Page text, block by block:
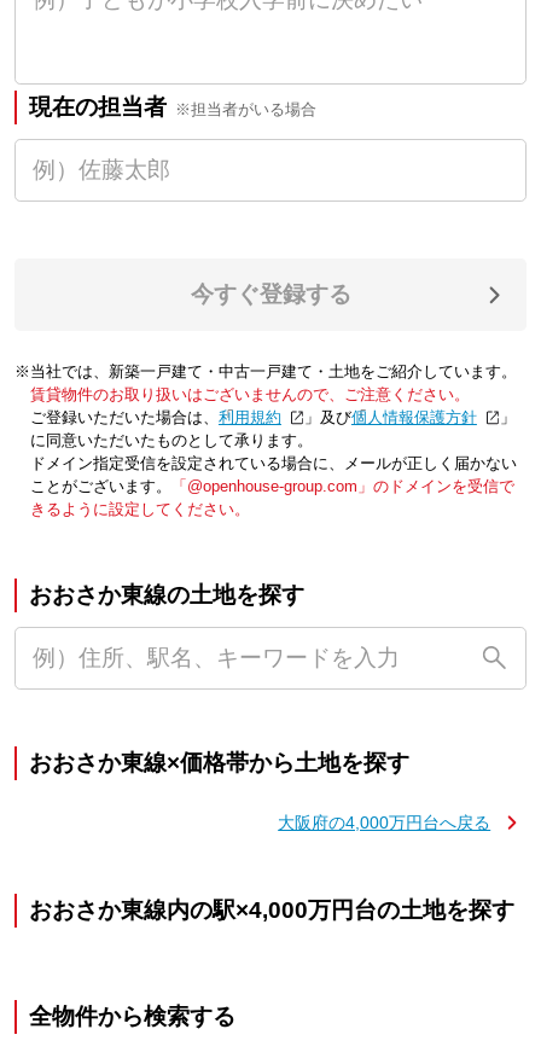
現在の担当者 ※担当者がいる場合
今すぐ登録する
※当社では、新築一戸建て・中古一戸建て・土地をご紹介しています。
賃貸物件のお取り扱いはございませんので、ご注意ください。
ご登録いただいた場合は、「利用規約 」及び「個人情報保護方針
」
に同意いただいたものとして承ります。
ドメイン指定受信を設定されている場合に、メールが正しく届かない
ことがございます。
「@openhouse-group.com」のドメインを受信で
きるように設定してください。
おおさか東線の土地を探す
おおさか東線×価格帯から土地を探す
大阪府の4,000万円台へ戻る
おおさか東線内の駅×4,000万円台の土地を探す
全物件から検索する